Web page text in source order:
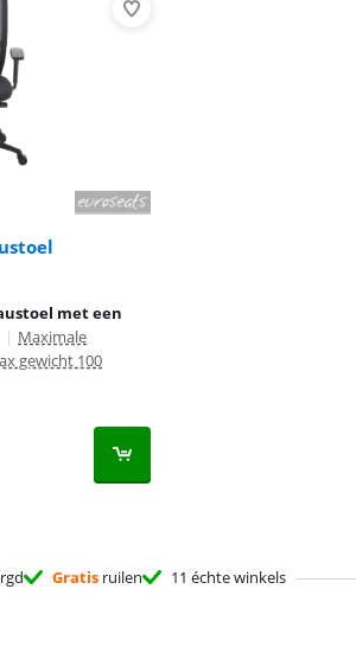
met een
| Maximale
gewicht 100
Gratis ruilen 11 échte winkels